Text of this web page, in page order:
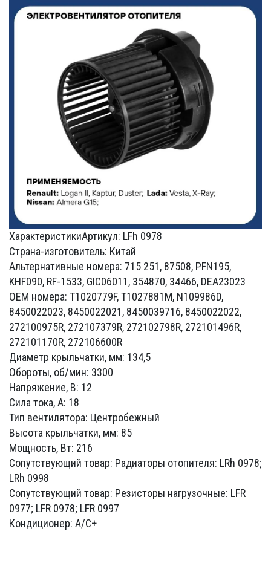
ХарактеристикиАртикул: LFh 0978
Страна-изготовитель: Китай
Альтернативные номера: 715 251, 87508, PFN195,
KHF090, RF-1533, GIC06011, 354870, 34466, DEA23023
OEM номера: T1020779F, T1027881M, N109986D,
8450022023, 8450022021, 8450039716, 8450022022,
272100975R, 272107379R, 272102798R, 272101496R,
272101170R, 272106600R
Диаметр крыльчатки, мм: 134,5
Обороты, об/мин: 3300
Напряжение, В: 12
Сила тока, А: 18
Тип вентилятора: Центробежный
Высота крыльчатки, мм: 85
Мощность, Вт: 216
Сопутствующий товар: Радиаторы отопителя: LRh 0978;
LRh 0998
Сопутствующий товар: Резисторы нагрузочные: LFR
0977; LFR 0978; LFR 0997
Кондиционер: A/C+